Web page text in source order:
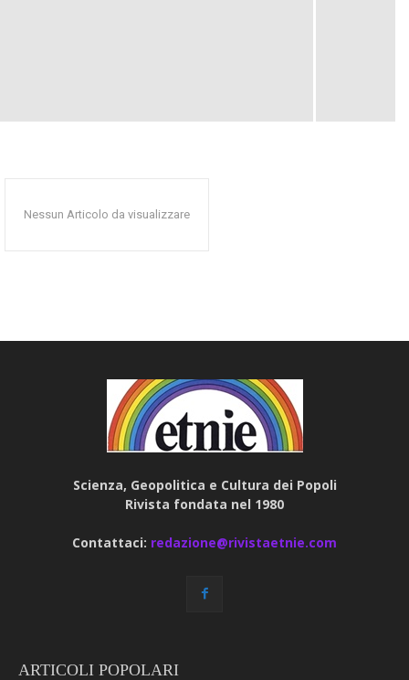
Nessun Articolo da visualizzare
Scienza, Geopolitica e Cultura dei Popoli
Rivista fondata nel 1980
Contattaci: redazione@rivistaetnie.com
ARTICOLI POPOLARI